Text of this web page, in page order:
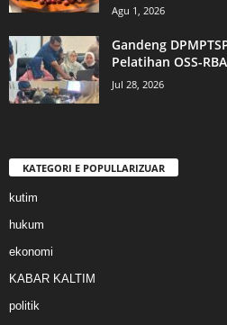
Agu 1, 2026
Gandeng
Pelatihan OSS-
Jul 28, 2026
KATEGORI E POPULLARIZUAR
kutim
hukum
ekonomi
KABAR KALTIM
politik